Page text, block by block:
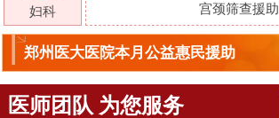
妇科 宫颈筛查援助
郑州医大医院本月公益惠民援助
医师团队 为您服务